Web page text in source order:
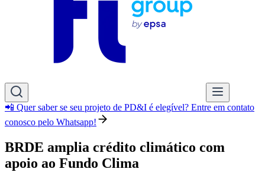
📲 Quer saber se seu projeto de PD&I é elegível? Entre em contato
conosco pelo Whatsapp!
BRDE amplia crédito climático com
apoio ao Fundo Clima